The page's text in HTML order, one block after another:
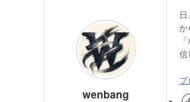
wenbang
か
信